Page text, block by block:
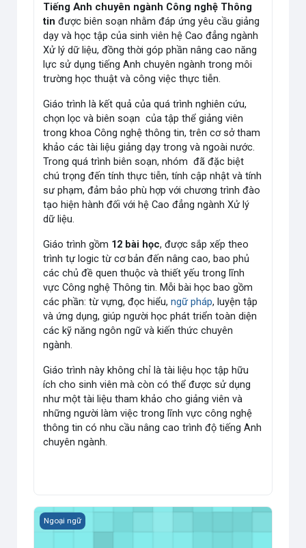
Tiếng Anh chuyên ngành Công nghệ Thông
tin được biên soạn nhằm đáp ứng yêu cầu giảng
dạy và học tập của sinh viên hệ Cao đẳng ngành
Xử lý dữ liệu, đồng thời góp phần nâng cao năng
lực sử dụng tiếng Anh chuyên ngành trong môi
trường học thuật và công việc thực tiễn.
Giáo trình là kết quả của quá trình nghiên cứu,
chọn lọc và biên soạn của tập thể giảng viên
trong khoa Công nghệ thông tin, trên cơ sở tham
khảo các tài liệu giảng dạy trong và ngoài nước.
Trong quá trình biên soạn, nhóm đã đặc biệt
chú trọng đến tính thực tiễn, tính cập nhật và tính
sư phạm, đảm bảo phù hợp với chương trình đào
tạo hiện hành đối với hệ Cao đẳng ngành Xử lý
dữ liệu.
Giáo trình gồm 12 bài học, được sắp xếp theo
trình tự logic từ cơ bản đến nâng cao, bao phủ
các chủ đề quen thuộc và thiết yếu trong lĩnh
vực Công nghệ Thông tin. Mỗi bài học bao gồm
các phần: từ vựng, đọc hiểu,ngữ pháp, luyện tập
và ứng dụng, giúp người học phát triển toàn diện
các kỹ năng ngôn ngữ và kiến thức chuyên
ngành.
Giáo trình này không chỉ là tài liệu học tập hữu
ích cho sinh viên mà còn có thể được sử dụng
như một tài liệu tham khảo cho giảng viên và
những người làm việc trong lĩnh vực công nghệ
thông tin có nhu cầu nâng cao trình độ tiếng Anh
chuyên ngành.
T45CNOTO1
Ngoại ngữ